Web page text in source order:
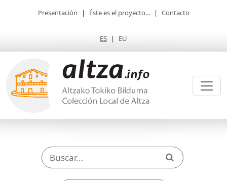
Presentación | Éste es el proyecto... | Contacto
ES | EU